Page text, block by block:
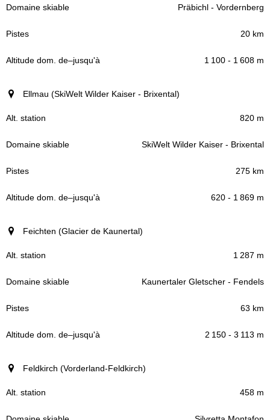
Präbichl - Vordernberg
20 km
1 100 - 1 608 m
Ellmau (SkiWelt Wilder Kaiser - Brixental)
820 m
SkiWelt Wilder Kaiser - Brixental
275 km
620 - 1 869 m
Feichten (Glacier de Kaunertal)
1 287 m
Kaunertaler Gletscher - Fendels
63 km
2 150 - 3 113 m
Feldkirch (Vorderland-Feldkirch)
458 m